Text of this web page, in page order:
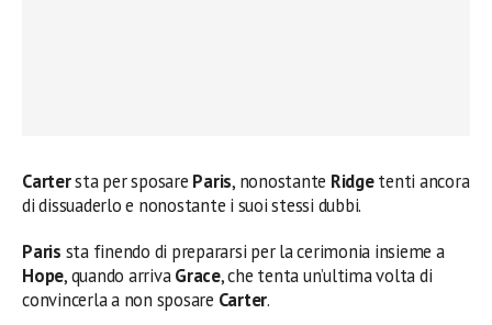
Cartersta per sposare Paris, nonostante Ridgetenti ancora
di dissuaderlo e nonostante i suoi stessi dubbi.
Paris sta finendo di prepararsi per la cerimonia insieme a
Hope, quando arrivaGrace, che tenta un’ultima volta di
convincerla a non sposare Carter.